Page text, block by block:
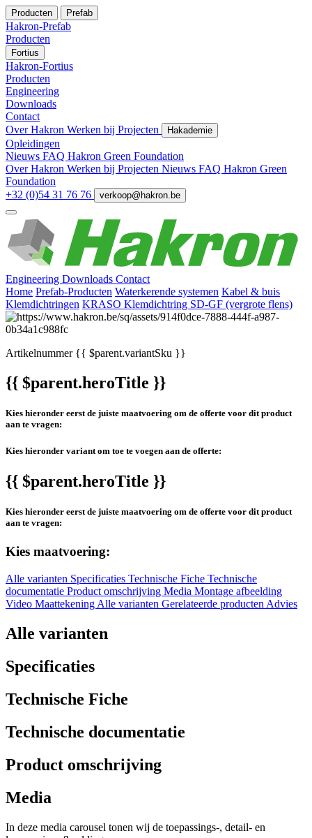
Producten Prefab
Hakron-Prefab
Producten
Fortius
Hakron-Fortius
Producten
Engineering
Downloads
Contact
Over Hakron Werken bij Projecten Hakademie
Opleidingen
Nieuws FAQ Hakron Green Foundation
Over Hakron Werken bij Projecten Nieuws FAQ Hakron Green
Foundation
+32 (0)54 31 76 76
verkoop@hakron.be
Engineering Downloads Contact
Home Prefab-Producten Waterkerende systemen Kabel & buis
Klemdichtringen KRASO Klemdichtring SD-GF (vergrote flens)
Artikelnummer{{ $parent.variantSku }}
{{ $parent.heroTitle }}
Kies hieronder eerst de juiste maatvoering om de offerte voor dit product
aan te vragen:
Kies hieronder variant om toe te voegen aan de offerte:
{{ $parent.heroTitle }}
Kies hieronder eerst de juiste maatvoering om de offerte voor dit product
aan te vragen:
Kies maatvoering:
Alle varianten Specificaties Technische Fiche Technische
documentatie Product omschrijving Media Montage afbeelding
Video Maattekening Alle varianten Gerelateerde producten Advies
Alle varianten
Specificaties
Technische Fiche
Technische documentatie
Product omschrijving
Media
In deze media carousel tonen wij de toepassings-, detail- en